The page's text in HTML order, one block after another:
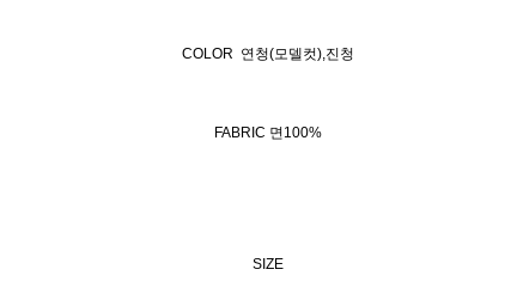
COLOR 연청(모델컷),진청
FABRIC 면100%
SIZE